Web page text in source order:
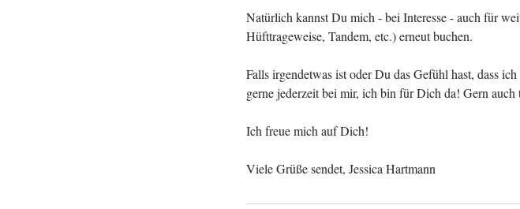
Natürlich kannst Du mich - bei Interesse - auch für
Hüfttrageweise, Tandem, etc.) erneut buchen.
Falls irgendetwas ist oder Du das Gefühl hast, dass
gerne jederzeit bei mir, ich bin für Dich da! Gern
Ich freue mich auf Dich!